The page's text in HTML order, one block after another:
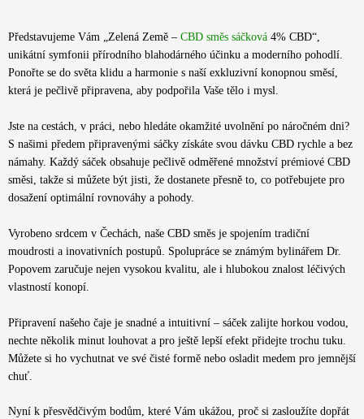
Představujeme Vám „Zelená Země – CBD směs sáčková 4% CBD“,
unikátní symfonii přírodního blahodárného účinku a moderního pohodlí.
Ponořte se do světa klidu a harmonie s naší exkluzivní konopnou směsí,
která je pečlivě připravena, aby podpořila Vaše tělo i mysl.
Jste na cestách, v práci, nebo hledáte okamžité uvolnění po náročném dni?
S našimi předem připravenými sáčky získáte svou dávku CBD rychle a bez
námahy. Každý sáček obsahuje pečlivě odměřené množství prémiové CBD
směsi, takže si můžete být jisti, že dostanete přesně to, co potřebujete pro
dosažení optimální rovnováhy a pohody.
Vyrobeno srdcem v Čechách, naše CBD směs je spojením tradiční
moudrosti a inovativních postupů. Spolupráce se známým bylinářem Dr.
Popovem zaručuje nejen vysokou kvalitu, ale i hlubokou znalost léčivých
vlastností konopí.
Připravení našeho čaje je snadné a intuitivní – sáček zalijte horkou vodou,
nechte několik minut louhovat a pro ještě lepší efekt přidejte trochu tuku.
Můžete si ho vychutnat ve své čisté formě nebo osladit medem pro jemnější
chuť.
Nyní k přesvědčivým bodům, které Vám ukážou, proč si zasloužíte dopřát